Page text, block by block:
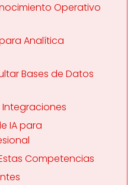
Operativo
Analítica
Bases de Datos
Integraciones
IA para
Competencias